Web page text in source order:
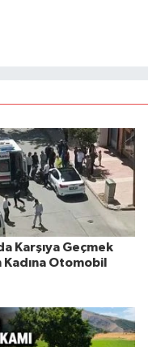
Karşıya Geçmek
Kadına Otomobil